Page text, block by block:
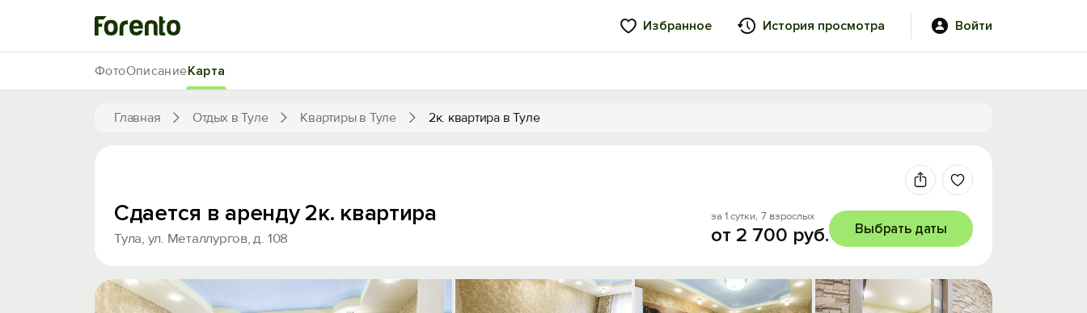
Избранное История просмотра Войти
Главная Отдых в Туле Квартиры в Туле 2к. квартира в Туле
ФотоОписаниеКарта
Сдается в аренду 2к. квартира
Тула, ул. Металлургов, д. 108
за 1 сутки, 7 взрослых
от 2 700 руб. Выбрать даты